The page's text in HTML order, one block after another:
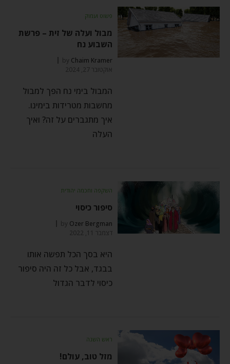
פשוט ועמוק
מבול ועלה של זית – פרשת
השבוע נח
by Chaim Kramer
אוקטובר 27, 2024
המבול בימי נח הפך למבול
מחשבות מטרידות בימינו.
איך מתגברים על זה? ואיך
העלה
השקפה וחכמה יהודית
סיפור כיסוי
by Ozer Bergman
דצמבר 11, 2022
היא בסך הכל תפשה אותו
בבגד, אבל כל זה היה סיפור
כיסוי לדבר הגדול
ראש השנה
מזל טוב, עולם!